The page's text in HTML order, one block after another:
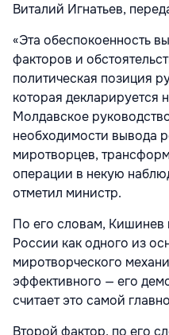
Виталий Игнатьев,
«Эта обеспокоенность
факторов и
политическая позиция
которая декларируется
Молдавское
необходимости вывода
миротворцев,
операции в некую
отметил министр.
По его словам, Кишинев
России как одного из
миротворческого
эффективного — его
считает это самой
Второй фактор, по его